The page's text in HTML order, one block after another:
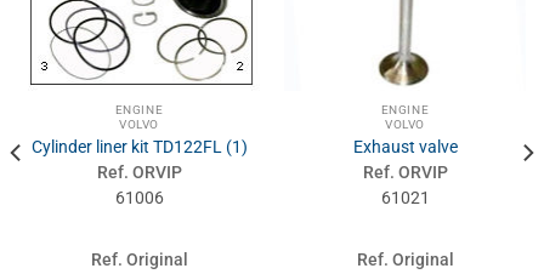
ENGINE
VOLVO
Cylinder liner kit TD122FL (1)
Ref. ORVIP
61006
Ref. Original
ENGINE
VOLVO
Exhaust valve
Ref. ORVIP
61021
Ref. Original